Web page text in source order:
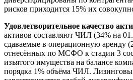
рисков приходится 15% их
Удовлетворительное качество
активов составляют ЧИЛ (34% на
сдаваемые в операционную аренду
отнесённых по МСФО к стадии 3
изъятого имущества на балансе
порядка 1% объёма ЧИЛ.